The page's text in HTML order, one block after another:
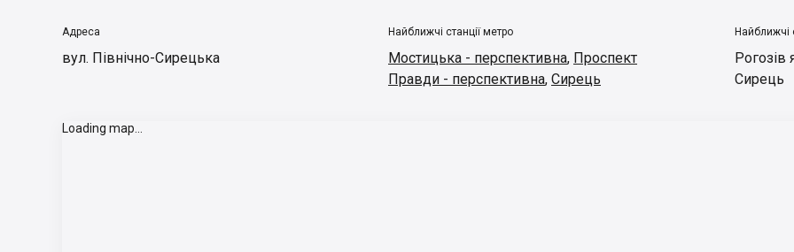
Адреса
вул. Північно-Сирецька
Найближчі станції метро
Мостицька - перспективна, Проспект
Правди - перспективна, Сирець
Найближчі
Рогозів
Сирець
Loading map...